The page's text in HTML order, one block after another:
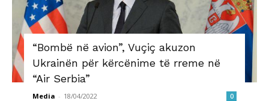
“Bombë në avion”, Vuçiç akuzon
Ukrainën për kërcënime të rreme në
“Air Serbia”
Media - 18/04/2022 0